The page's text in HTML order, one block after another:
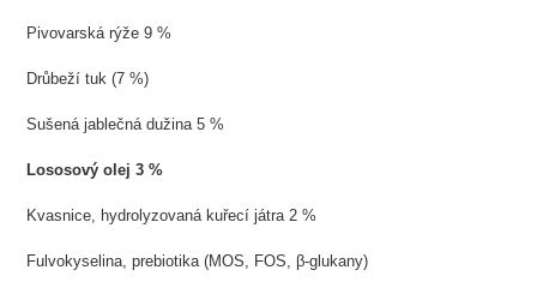
Pivovarská rýže 9 %
Drůbeží tuk (7 %)
Sušená jablečná dužina 5 %
Lososový olej 3 %
Kvasnice, hydrolyzovaná kuřecí játra 2 %
Fulvokyselina, prebiotika (MOS, FOS, β-glukany)